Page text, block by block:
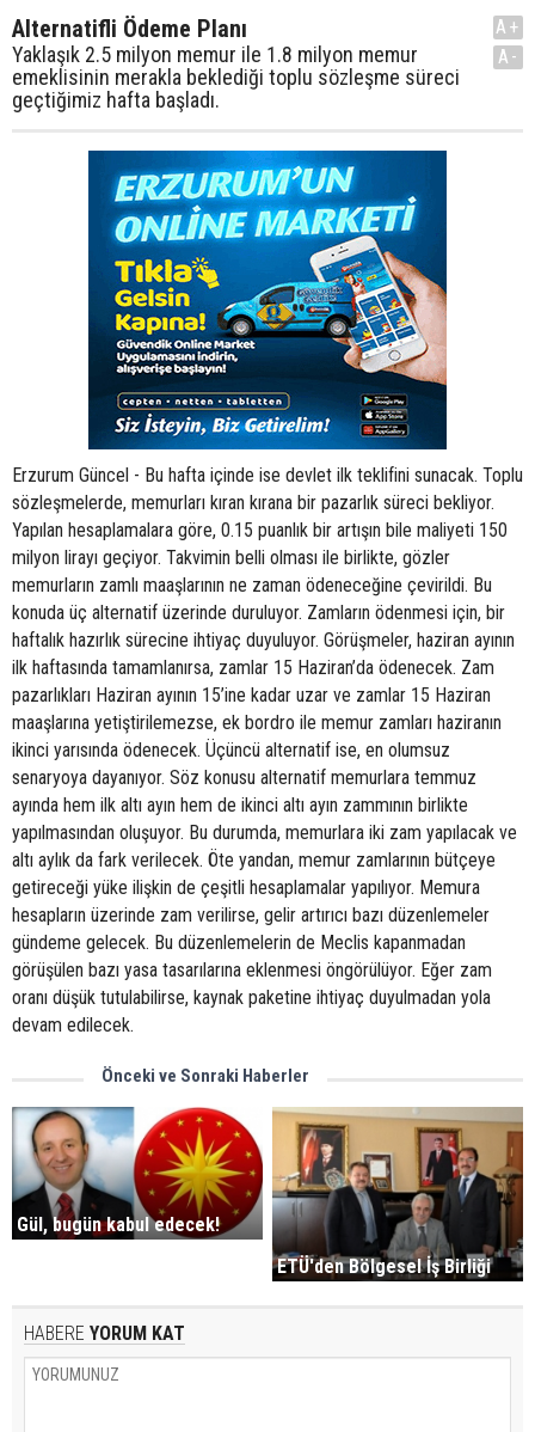
Alternatifli Ödeme Planı
Yaklaşık 2.5 milyon memur ile 1.8 milyon memur
emeklisinin merakla beklediği toplu sözleşme süreci
geçtiğimiz hafta başladı.
A+
A-
Erzurum Güncel - Bu hafta içinde ise devlet ilk teklifini sunacak. Toplu
sözleşmelerde, memurları kıran kırana bir pazarlık süreci bekliyor.
Yapılan hesaplamalara göre, 0.15 puanlık bir artışın bile maliyeti 150
milyon lirayı geçiyor. Takvimin belli olması ile birlikte, gözler
memurların zamlı maaşlarının ne zaman ödeneceğine çevirildi. Bu
konuda üç alternatif üzerinde duruluyor. Zamların ödenmesi için, bir
haftalık hazırlık sürecine ihtiyaç duyuluyor. Görüşmeler, haziran ayının
ilk haftasında tamamlanırsa, zamlar 15 Haziran’da ödenecek. Zam
pazarlıkları Haziran ayının 15’ine kadar uzar ve zamlar 15 Haziran
maaşlarına yetiştirilemezse, ek bordro ile memur zamları haziranın
ikinci yarısında ödenecek. Üçüncü alternatif ise, en olumsuz
senaryoya dayanıyor. Söz konusu alternatif memurlara temmuz
ayında hem ilk altı ayın hem de ikinci altı ayın zammının birlikte
yapılmasından oluşuyor. Bu durumda, memurlara iki zam yapılacak ve
altı aylık da fark verilecek. Öte yandan, memur zamlarının bütçeye
getireceği yüke ilişkin de çeşitli hesaplamalar yapılıyor. Memura
hesapların üzerinde zam verilirse, gelir artırıcı bazı düzenlemeler
gündeme gelecek. Bu düzenlemelerin de Meclis kapanmadan
görüşülen bazı yasa tasarılarına eklenmesi öngörülüyor. Eğer zam
oranı düşük tutulabilirse, kaynak paketine ihtiyaç duyulmadan yola
devam edilecek.
Önceki ve Sonraki Haberler
Gül, bugün kabul edecek!
ETÜ'den Bölgesel İş Birliği
HABERE YORUM KAT